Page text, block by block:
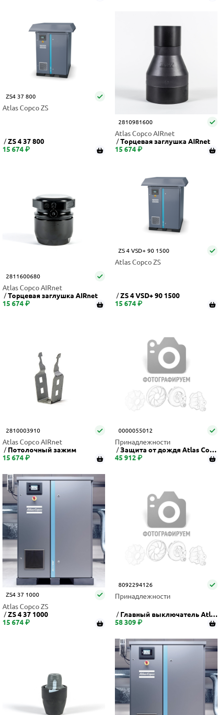
ZS4 37 800
Atlas Copco ZS
ZS 4 37 800
15 674 ₽
2810981600
Atlas Copco AIRnet
Торцевая заглушка AIRnet
15 674 ₽
2811600680
Atlas Copco AIRnet
Торцевая заглушка AIRnet
15 674 ₽
ZS 4 VSD+ 90 1500
Atlas Copco ZS
ZS 4 VSD+ 90 1500
15 674 ₽
2810003910
Atlas Copco AIRnet
Потолочный зажим
15 674 ₽
0000055012
Принадлежности
Защита от дождя Atlas Copc
o
45 912 ₽
ZS4 37 1000
Atlas Copco ZS
ZS 4 37 1000
15 674 ₽
8092294126
Принадлежности
Главный выключатель Atla
s Copco
58 309 ₽